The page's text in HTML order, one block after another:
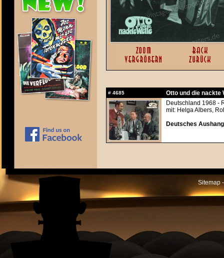
# 4685
Otto und die nackte
Deutschland 1968 -
mit: Helga Albers,
Deutsches
Sitemap